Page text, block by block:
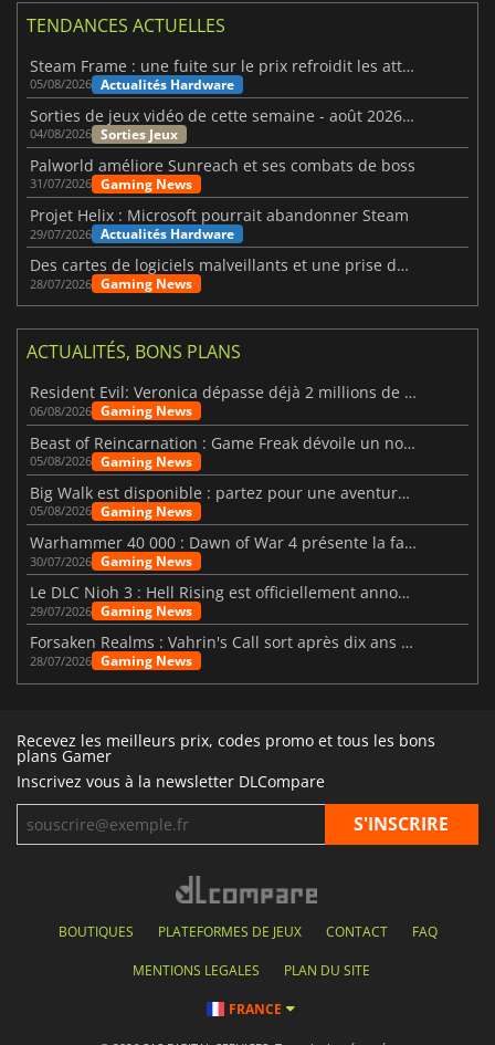
TENDANCES ACTUELLES
Steam Frame : une fuite sur le prix refroidit les attentes VR
05/08/2026 Actualités Hardware
Sorties de jeux vidéo de cette semaine - août 2026 (semaine 32)
04/08/2026 Sorties Jeux
Palworld améliore Sunreach et ses combats de boss
31/07/2026 Gaming News
Projet Helix : Microsoft pourrait abandonner Steam
29/07/2026 Actualités Hardware
Des cartes de logiciels malveillants et une prise de contrôle de Discord ont touché Meccha Chameleon
28/07/2026 Gaming News
ACTUALITÉS, BONS PLANS
Resident Evil: Veronica dépasse déjà 2 millions de wishlists
06/08/2026 Gaming News
Beast of Reincarnation : Game Freak dévoile un nouveau pari
05/08/2026 Gaming News
Big Walk est disponible : partez pour une aventure entre amis
05/08/2026 Gaming News
Warhammer 40 000 : Dawn of War 4 présente la faction des Nécrons
30/07/2026 Gaming News
Le DLC Nioh 3 : Hell Rising est officiellement annoncé
29/07/2026 Gaming News
Forsaken Realms : Vahrin's Call sort après dix ans de développement
28/07/2026 Gaming News
Recevez les meilleurs prix, codes promo et tous les bons
plans Gamer
Inscrivez vous à la newsletter DLCompare
BOUTIQUES PLATEFORMES DE JEUX CONTACT FAQ
MENTIONS LEGALES PLAN DU SITE
FRANCE